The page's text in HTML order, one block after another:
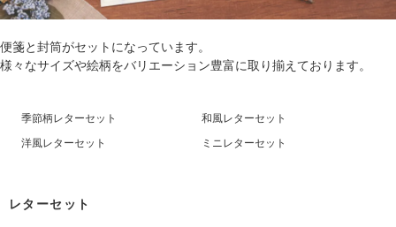
便箋と封筒がセットになっています。
様々なサイズや絵柄をバリエーション豊富に取り揃えております。
季節柄レターセット
和風レターセット
洋風レターセット
ミニレターセット
レターセット